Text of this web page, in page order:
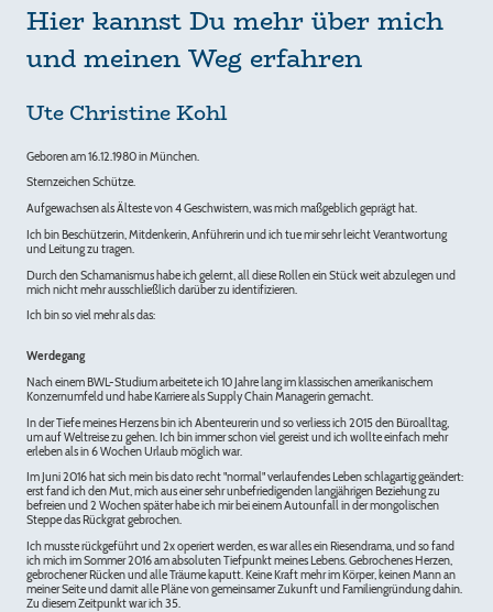
Hier kannst Du mehr über mich
und meinen Weg erfahren
Ute Christine Kohl
Geboren am 16.12.1980 in München.
Sternzeichen Schütze.
Aufgewachsen als Älteste von 4 Geschwistern, was mich maßgeblich geprägt hat.
Ich bin Beschützerin, Mitdenkerin, Anführerin und ich tue mir sehr leicht Verantwortung
und Leitung zu tragen.
Durch den Schamanismus habe ich gelernt, all diese Rollen ein Stück weit abzulegen und
mich nicht mehr ausschließlich darüber zu identifizieren.
Ich bin so viel mehr als das:
Werdegang
Nach einem BWL-Studium arbeitete ich 10 Jahre lang im klassischen amerikanischem
Konzernumfeld und habe Karriere als Supply Chain Managerin gemacht.
In der Tiefe meines Herzens bin ich Abenteurerin und so verliess ich 2015 den Büroalltag,
um auf Weltreise zu gehen. Ich bin immer schon viel gereist und ich wollte einfach mehr
erleben als in 6 Wochen Urlaub möglich war.
Im Juni 2016 hat sich mein bis dato recht "normal" verlaufendes Leben schlagartig geändert:
erst fand ich den Mut, mich aus einer sehr unbefriedigenden langjährigen Beziehung zu
befreien und 2 Wochen später habe ich mir bei einem Autounfall in der mongolischen
Steppe das Rückgrat gebrochen.
Ich musste rückgeführt und 2x operiert werden, es war alles ein Riesendrama, und so fand
ich mich im Sommer 2016 am absoluten Tiefpunkt meines Lebens. Gebrochenes Herzen,
gebrochener Rücken und alle Träume kaputt. Keine Kraft mehr im Körper, keinen Mann an
meiner Seite und damit alle Pläne von gemeinsamer Zukunft und Familiengründung dahin.
Zu diesem Zeitpunkt war ich 35.